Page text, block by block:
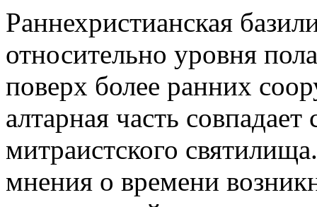
Раннехристианская
относительно уровня
поверх более ранних
алтарная часть
митраистского
мнения о времени